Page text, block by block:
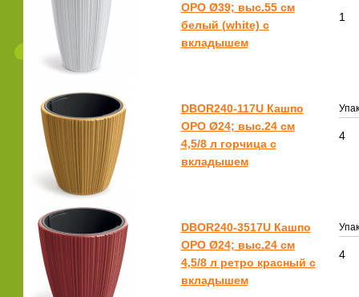
ОРО Ø39; выс.55 см
белый (white) с
вкладышем
1
DBOR240-117U Кашпо
ОРО Ø24; выс.24 см
4,5/8 л горчица с
вкладышем
4
DBOR240-3517U Кашпо
ОРО Ø24; выс.24 см
4,5/8 л ретро красный с
вкладышем
4